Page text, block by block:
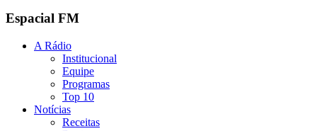
Espacial FM
A Rádio
Institucional
Equipe
Programas
Top 10
Notícias
Receitas